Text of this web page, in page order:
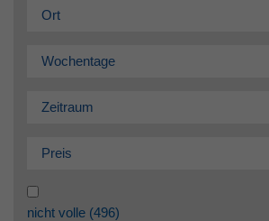
Ort
Wochentage
Zeitraum
Preis
nicht volle (496)